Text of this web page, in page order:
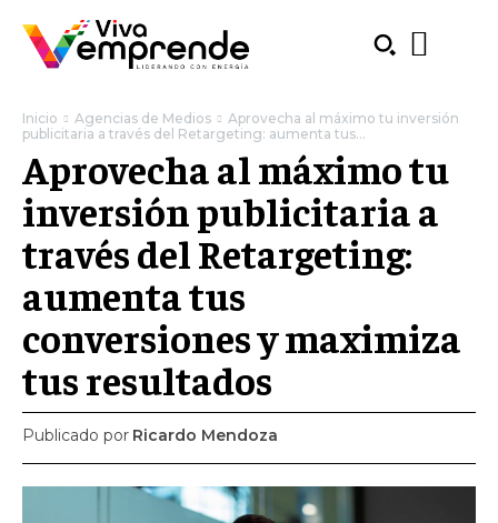
SUBSCRIBE
Welcome to Liberty Case
Inicio Agencias de Medios
Aprovecha al máximo tu inversión
publicitaria a través del Retargeting: aumenta tus...
Aprovecha al máximo tu
inversión publicitaria a
través del Retargeting:
aumenta tus
conversiones y maximiza
tus resultados
Publicado por Ricardo Mendoza